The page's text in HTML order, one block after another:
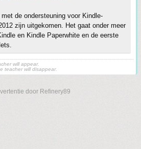
de ondersteuning voor Kindle-
zijn uitgekomen. Het gaat onder meer
en Kindle Paperwhite en de eerste
will appear.
teacher will disappear.
door Refinery89